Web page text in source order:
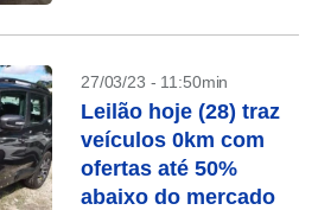
27/03/23 - 11:50min
Leilão hoje (28) traz
veículos 0km com
ofertas até 50%
abaixo do mercado